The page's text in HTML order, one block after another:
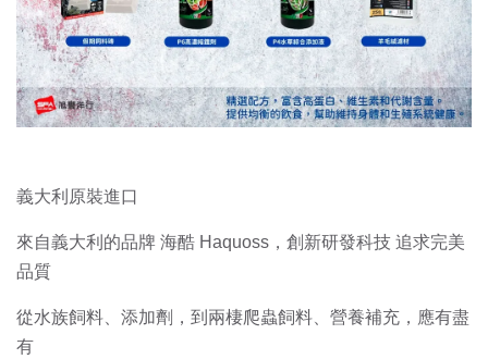
義大利原裝進口
來自義大利的品牌 海酷 Haquoss，創新研發科技 追求完美
品質
從水族飼料、添加劑，到兩棲爬蟲飼料、營養補充，應有盡
有